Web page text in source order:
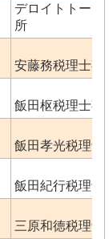
デロイトトー
所
安藤務税理士事
飯田枢税理士事
飯田孝光税理士
飯田紀行税理士
三原和徳税理士